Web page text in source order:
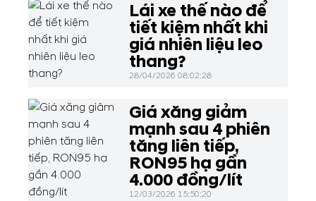
Lái xe thế nào để
tiết kiệm nhất khi
giá nhiên liệu leo
thang?
28/04/2026 08:02:28
Giá xăng giảm
mạnh sau 4 phiên
tăng liên tiếp,
RON95 hạ gần
4.000 đồng/lít
12/03/2026 15:50:20